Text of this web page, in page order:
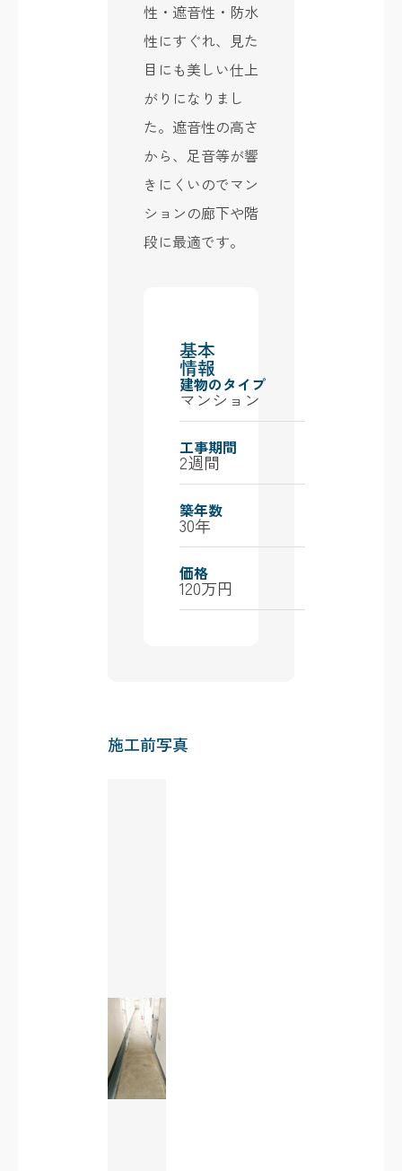
性・遮音性・防水
性にすぐれ、見た
目にも美しい仕上
がりになりまし
た。遮音性の高さ
から、足音等が響
きにくいのでマン
ションの廊下や階
段に最適です。
基本
情報
建物のタイプ
マンション
工事期間
2週間
築年数
30年
価格
120万円
施工前写真